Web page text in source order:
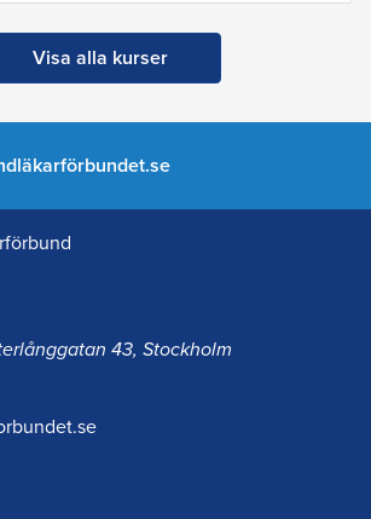
Visa alla kurser
43, Stockholm